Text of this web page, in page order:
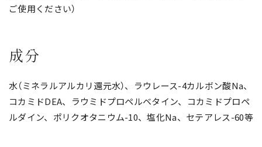
ご使用ください）
成分
水（ミネラルアルカリ還元水）、ラウレース-4カルボン酸Na、
コカミドDEA、ラウミドプロペルベタイン、コカミドプロペ
ルダイン、ポリクオタニウム-10、塩化Na、セテアレス-60等